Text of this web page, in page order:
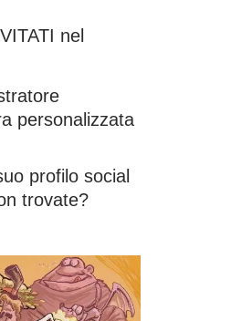
nel
personalizzata
profilo social
trovate?